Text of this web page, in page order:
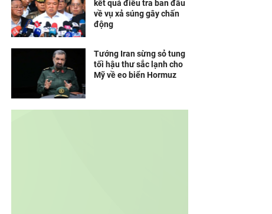
kết quả điều tra ban đầu
về vụ xả súng gây chấn
động
Tướng Iran sừng sỏ tung
tối hậu thư sắc lạnh cho
Mỹ về eo biển Hormuz